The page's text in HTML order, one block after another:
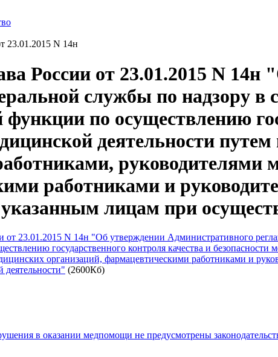
23.01.2015 N 14н
России от 23.01.2015 N
службы по надзору в
функции по осуществлению
деятельности
руководителями
работниками и
лицам при
от 23.01.2015 N 14н "Об утверждении Административного
государственного контроля качества и
организаций, фармацевтическими работниками и
деятельности" (2600Кб)
в оказании медпомощи не предусмотрены